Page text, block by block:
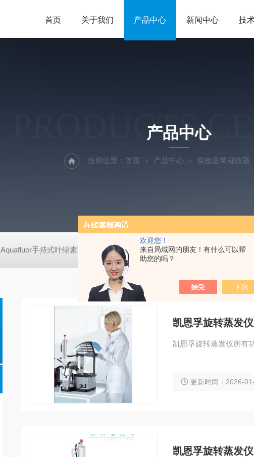
欢迎您！
来自局域网的朋友！有什么可以帮
助您的吗？
首页 关于我们 产品中心 新闻中心 技
PRODUCTS
产品中心
当前位置： 首页 产品中心 实验室常规仪器
Aquafluor手持式叶绿素荧光仪 HLT-001土壤检测仪器土壤采样套装 德
凯恩孚旋转蒸发仪
凯恩孚旋转蒸发仪所有
更新时间：2026-
凯恩孚旋转蒸发仪